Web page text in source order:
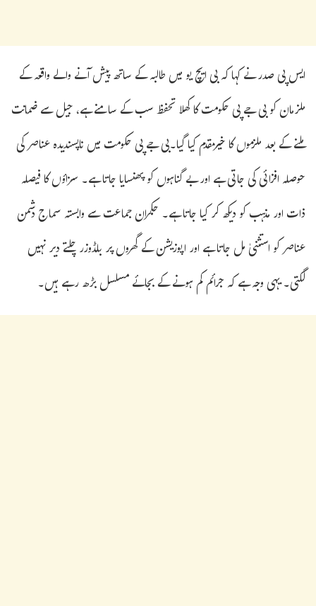
ایس پی صدر نے کہا کہ بی ایچ یو میں طالبہ کے ساتھ پیش آنے والے واقعہ کے
ملزمان کو بی جے پی حکومت کا کھلا تحفظ سب کے سامنے ہے، جیل سے ضمانت
ملنے کے بعد ملزموں کا خیرمقدم کیا گیا۔بی جے پی حکومت میں ناپسندیدہ عناصر کی
حوصلہ افزائی کی جاتی ہے اور بے گناہوں کو پھنسایا جاتا ہے۔ سزاؤں کا فیصلہ
ذات اور مذہب کو دیکھ کر کیا جاتا ہے۔ حکمران جماعت سے وابستہ سماج دشمن
عناصر کو استثنیٰ مل جاتا ہے اور اپوزیشن کے گھروں پر بلڈوزر چلتے دیر نہیں
لگتی۔ یہی وجہ ہے کہ جرائم کم ہونے کے بجائے مسلسل بڑھ رہے ہیں۔